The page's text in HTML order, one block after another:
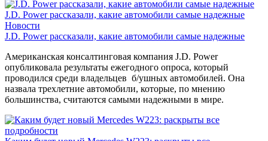
J.D. Power рассказали, какие автомобили самые надежные
Новости
J.D. Power рассказали, какие автомобили самые надежные
Американская консалтинговая компания J.D. Power
опубликовала результаты ежегодного опроса, который
проводился среди владельцев б/ушных автомобилей. Она
назвала трехлетние автомобили, которые, по мнению
большинства, считаются самыми надежными в мире.